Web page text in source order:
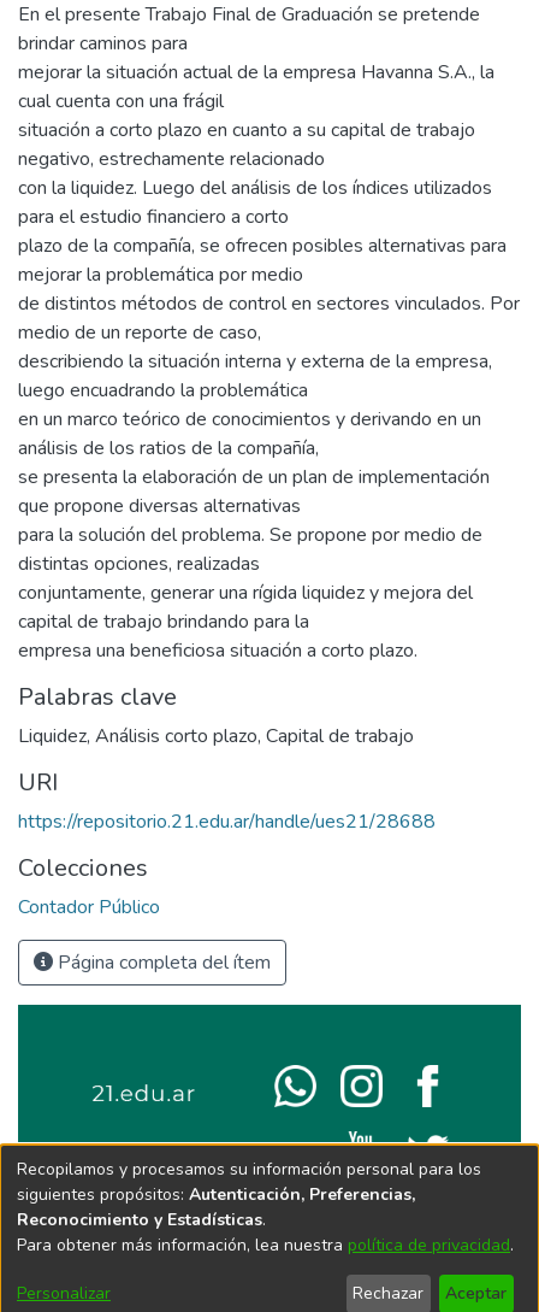
En el presente Trabajo Final de Graduación se pretende
brindar caminos para
mejorar la situación actual de la empresa Havanna S.A., la
cual cuenta con una frágil
situación a corto plazo en cuanto a su capital de trabajo
negativo, estrechamente relacionado
con la liquidez. Luego del análisis de los índices utilizados
para el estudio financiero a corto
plazo de la compañía, se ofrecen posibles alternativas para
mejorar la problemática por medio
de distintos métodos de control en sectores vinculados. Por
medio de un reporte de caso,
describiendo la situación interna y externa de la empresa,
luego encuadrando la problemática
en un marco teórico de conocimientos y derivando en un
análisis de los ratios de la compañía,
se presenta la elaboración de un plan de implementación
que propone diversas alternativas
para la solución del problema. Se propone por medio de
distintas opciones, realizadas
conjuntamente, generar una rígida liquidez y mejora del
capital de trabajo brindando para la
empresa una beneficiosa situación a corto plazo.
Palabras clave
Liquidez, Análisis corto plazo, Capital de trabajo
URI
https://repositorio.21.edu.ar/handle/ues21/28688
Colecciones
Contador Público
Página completa del ítem
Recopilamos y procesamos su información personal para los
siguientes propósitos: Autenticación, Preferencias,
Reconocimiento y Estadísticas.
Para obtener más información, lea nuestra política de privacidad.
Personalizar Rechazar Aceptar